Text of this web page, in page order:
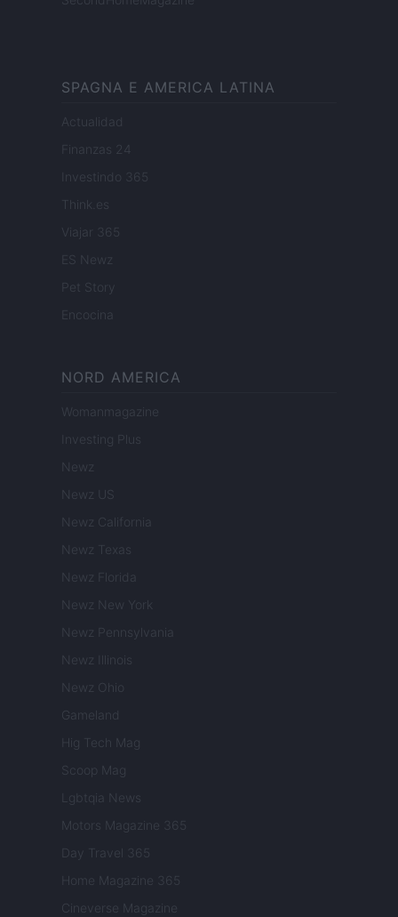
SPAGNA E AMERICA LATINA
Actualidad
Finanzas 24
Investindo 365
Think.es
Viajar 365
ES Newz
Pet Story
Encocina
NORD AMERICA
Womanmagazine
Investing Plus
Newz
Newz US
Newz California
Newz Texas
Newz Florida
Newz New York
Newz Pennsylvania
Newz Illinois
Newz Ohio
Gameland
Hig Tech Mag
Scoop Mag
Lgbtqia News
Motors Magazine 365
Day Travel 365
Home Magazine 365
Cineverse Magazine